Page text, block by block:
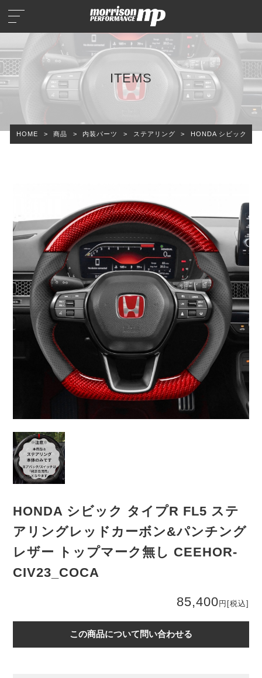
ITEMS
HOME > 商品 > 内装パーツ > ステアリング > HONDA シビック タ
HONDA シビック タイプR FL5 ステ
アリングレッドカーボン&パンチング
レザー トップマーク無し CEEHOR-
CIV23_COCA
85,400 円 [税込]
この商品について問い合わせる